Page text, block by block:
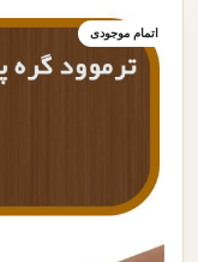
اتمام موجودی